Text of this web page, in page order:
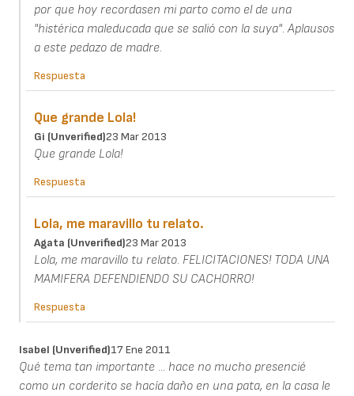
por que hoy recordasen mi parto como el de una
"histérica maleducada que se salió con la suya". Aplausos
a este pedazo de madre.
Respuesta
Que grande Lola!
Gi (unverified)23 Mar 2013
Que grande Lola!
Respuesta
Lola, me maravillo tu relato.
Agata (unverified)23 Mar 2013
Lola, me maravillo tu relato. FELICITACIONES! TODA UNA
MAMIFERA DEFENDIENDO SU CACHORRO!
Respuesta
Isabel (unverified)17 Ene 2011
Qué tema tan importante ... hace no mucho presencié
como un corderito se hacía daño en una pata, en la casa le